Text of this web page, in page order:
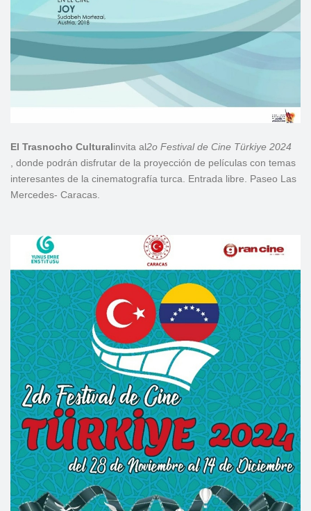
El Trasnocho Culturalinvita al2o Festival de Cine Türkiye 2024
, donde podrán disfrutar de la proyección de películas con temas
interesantes de la cinematografía turca. Entrada libre. Paseo Las
Mercedes- Caracas.